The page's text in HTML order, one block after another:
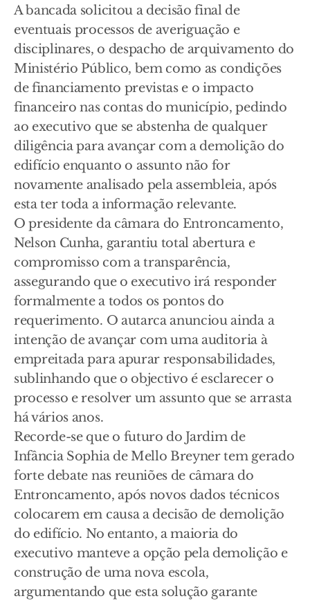
A bancada solicitou a decisão final de
eventuais processos de averiguação e
disciplinares, o despacho de arquivamento do
Ministério Público, bem como as condições
de financiamento previstas e o impacto
financeiro nas contas do município, pedindo
ao executivo que se abstenha de qualquer
diligência para avançar com a demolição do
edifício enquanto o assunto não for
novamente analisado pela assembleia, após
esta ter toda a informação relevante.
O presidente da câmara do Entroncamento,
Nelson Cunha, garantiu total abertura e
compromisso com a transparência,
assegurando que o executivo irá responder
formalmente a todos os pontos do
requerimento. O autarca anunciou ainda a
intenção de avançar com uma auditoria à
empreitada para apurar responsabilidades,
sublinhando que o objectivo é esclarecer o
processo e resolver um assunto que se arrasta
há vários anos.
Recorde-se que o futuro do Jardim de
Infância Sophia de Mello Breyner tem gerado
forte debate nas reuniões de câmara do
Entroncamento, após novos dados técnicos
colocarem em causa a decisão de demolição
do edifício. No entanto, a maioria do
executivo manteve a opção pela demolição e
construção de uma nova escola,
argumentando que esta solução garante